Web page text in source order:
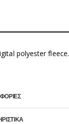
polyester fleece.